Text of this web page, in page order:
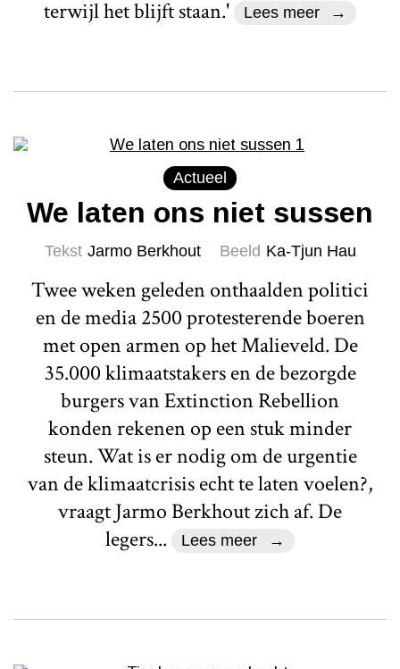
terwijl het blijft staan.'
Lees meer
Actueel
We laten ons niet sussen
Tekst Jarmo Berkhout Beeld Ka-Tjun Hau
Twee weken geleden onthaalden politici
en de media 2500 protesterende boeren
met open armen op het Malieveld. De
35.000 klimaatstakers en de bezorgde
burgers van Extinction Rebellion
konden rekenen op een stuk minder
steun. Wat is er nodig om de urgentie
van de klimaatcrisis echt te laten voelen?,
vraagt Jarmo Berkhout zich af. De
legers...
Lees meer